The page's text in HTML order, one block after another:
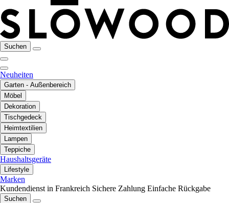
Suchen
Neuheiten
Garten - Außenbereich
Möbel
Dekoration
Tischgedeck
Heimtextilien
Lampen
Teppiche
Haushaltsgeräte
Lifestyle
Marken
Kundendienst in Frankreich Sichere Zahlung Einfache Rückgabe
Suchen